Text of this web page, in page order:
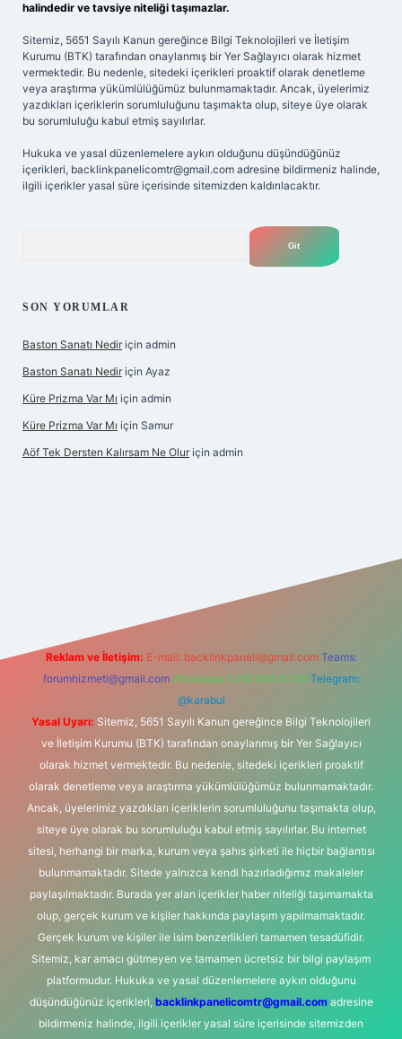
halindedir ve tavsiye niteliği taşımazlar.
Sitemiz, 5651 Sayılı Kanun gereğince Bilgi Teknolojileri ve İletişim
Kurumu (BTK) tarafından onaylanmış bir Yer Sağlayıcı olarak hizmet
vermektedir. Bu nedenle, sitedeki içerikleri proaktif olarak denetleme
veya araştırma yükümlülüğümüz bulunmamaktadır. Ancak, üyelerimiz
yazdıkları içeriklerin sorumluluğunu taşımakta olup, siteye üye olarak
bu sorumluluğu kabul etmiş sayılırlar.
Hukuka ve yasal düzenlemelere aykırı olduğunu düşündüğünüz
içerikleri, backlinkpanelicomtr@gmail.com adresine bildirmeniz halinde,
ilgili içerikler yasal süre içerisinde sitemizden kaldırılacaktır.
SON YORUMLAR
Baston Sanatı Nedir için admin
Baston Sanatı Nedir için Ayaz
Küre Prizma Var Mı için admin
Küre Prizma Var Mı için Samur
Aöf Tek Dersten Kalırsam Ne Olur için admin
Reklam ve İletişim: E-mail: backlinkpaneli@gmail.com Teams:
forumhizmeti@gmail.com Whatsapp: 0262 606 0 726 Telegram:
@karabul
Yasal Uyarı: Sitemiz, 5651 Sayılı Kanun gereğince Bilgi Teknolojileri
ve İletişim Kurumu (BTK) tarafından onaylanmış bir Yer Sağlayıcı
olarak hizmet vermektedir. Bu nedenle, sitedeki içerikleri proaktif
olarak denetleme veya araştırma yükümlülüğümüz bulunmamaktadır.
Ancak, üyelerimiz yazdıkları içeriklerin sorumluluğunu taşımakta olup,
siteye üye olarak bu sorumluluğu kabul etmiş sayılırlar. Bu internet
sitesi, herhangi bir marka, kurum veya şahıs şirketi ile hiçbir bağlantısı
bulunmamaktadır. Sitede yalnızca kendi hazırladığımız makaleler
paylaşılmaktadır. Burada yer alan içerikler haber niteliği taşımamakta
olup, gerçek kurum ve kişiler hakkında paylaşım yapılmamaktadır.
Gerçek kurum ve kişiler ile isim benzerlikleri tamamen tesadüfidir.
Sitemiz, kar amacı gütmeyen ve tamamen ücretsiz bir bilgi paylaşım
platformudur. Hukuka ve yasal düzenlemelere aykırı olduğunu
düşündüğünüz içerikleri, backlinkpanelicomtr@gmail.comadresine
bildirmeniz halinde, ilgili içerikler yasal süre içerisinde sitemizden